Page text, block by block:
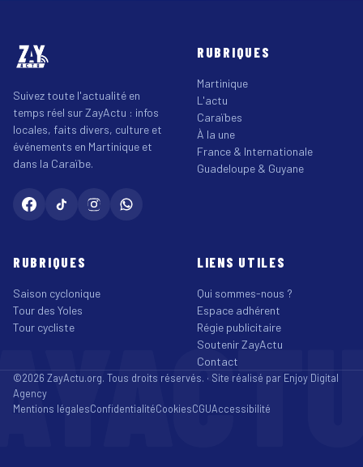
Suivez toute l'actualité en
temps réel sur ZayActu : infos
locales, faits divers, culture et
événements en Martinique et
dans la Caraïbe.
RUBRIQUES
Martinique
L'actu
Caraïbes
À la une
France & Internationale
Guadeloupe & Guyane
RUBRIQUES
Saison cyclonique
Tour des Yoles
Tour cycliste
LIENS UTILES
Qui sommes-nous ?
Espace adhérent
Régie publicitaire
Soutenir ZayActu
Contact
©2026 ZayActu.org. Tous droits réservés. · Site réalisé par Enjoy Digital
Agency
Mentions légalesConfidentialitéCookiesCGUAccessibilité